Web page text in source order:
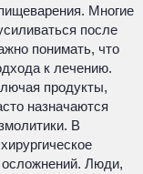
Многие
после
понимать, что
к лечению.
продукты,
назначаются
В
осложнений. Люди,